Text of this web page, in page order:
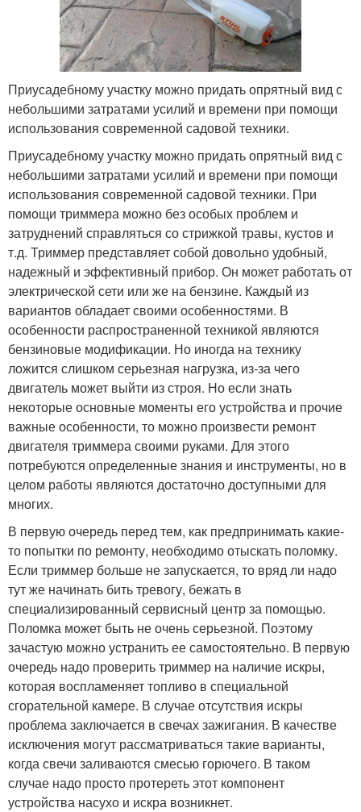
Приусадебному участку можно придать опрятный вид с
небольшими затратами усилий и времени при помощи
использования современной садовой техники.
Приусадебному участку можно придать опрятный вид с
небольшими затратами усилий и времени при помощи
использования современной садовой техники. При
помощи триммера можно без особых проблем и
затруднений справляться со стрижкой травы, кустов и
т.д. Триммер представляет собой довольно удобный,
надежный и эффективный прибор. Он может работать от
электрической сети или же на бензине. Каждый из
вариантов обладает своими особенностями. В
особенности распространенной техникой являются
бензиновые модификации. Но иногда на технику
ложится слишком серьезная нагрузка, из-за чего
двигатель может выйти из строя. Но если знать
некоторые основные моменты его устройства и прочие
важные особенности, то можно произвести ремонт
двигателя триммера своими руками. Для этого
потребуются определенные знания и инструменты, но в
целом работы являются достаточно доступными для
многих.
В первую очередь перед тем, как предпринимать какие-
то попытки по ремонту, необходимо отыскать поломку.
Если триммер больше не запускается, то вряд ли надо
тут же начинать бить тревогу, бежать в
специализированный сервисный центр за помощью.
Поломка может быть не очень серьезной. Поэтому
зачастую можно устранить ее самостоятельно. В первую
очередь надо проверить триммер на наличие искры,
которая воспламеняет топливо в специальной
сгорательной камере. В случае отсутствия искры
проблема заключается в свечах зажигания. В качестве
исключения могут рассматриваться такие варианты,
когда свечи заливаются смесью горючего. В таком
случае надо просто протереть этот компонент
устройства насухо и искра возникнет.